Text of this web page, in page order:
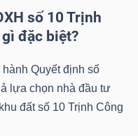
số 10 Trịnh
đặc biệt?
Quyết định số
lựa chọn nhà đầu tư
đất số 10 Trịnh Công